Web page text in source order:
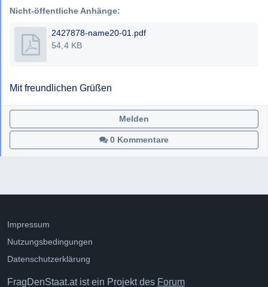
Nicht-öffentliche Anhänge:
2427878-name20-01.pdf
54,4 KB
Mit freundlichen Grüßen
0 Kommentare
Melden
Impressum
Nutzungsbedingungen
Datenschutzerklärung
FragDenStaat.at ist ein Projekt des Forum